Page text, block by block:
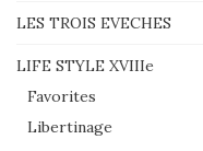
LES TROIS EVECHES
LIFE STYLE XVIIIe
Favorites
Libertinage